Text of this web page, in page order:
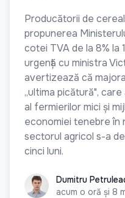
Producătorii de
propunerea
cotei TVA de la 8% la
urgență cu ministra
avertizează că
„ultima picătură",
al fermierilor mici și
economiei tenebre în
sectorul agricol s-a
cinci luni.
Dumitru Petruleac
Dumitru
acum o oră și 8